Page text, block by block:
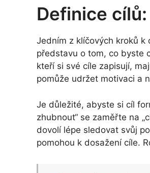
Definice
Jedním z klíčových kroků
představu o tom, co byste
kteří si své cíle zapisují,
pomůže udržet motivaci a
Je důležité, abyste si cíl
zhubnout“ se zaměřte na
dovolí lépe sledovat svůj
pomohou k dosažení cíle.